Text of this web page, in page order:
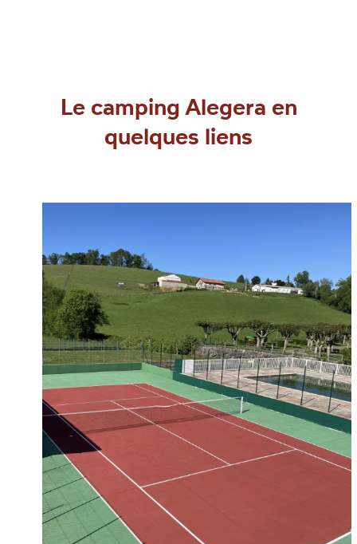
Le camping Alegera en
quelques liens